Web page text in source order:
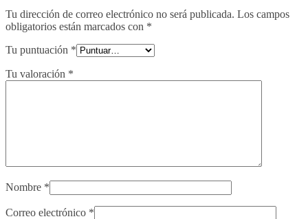
Tu dirección de correo electrónico no será publicada. Los campos
obligatorios están marcados con *
Tu puntuación *
Tu valoración *
Nombre *
Correo electrónico *